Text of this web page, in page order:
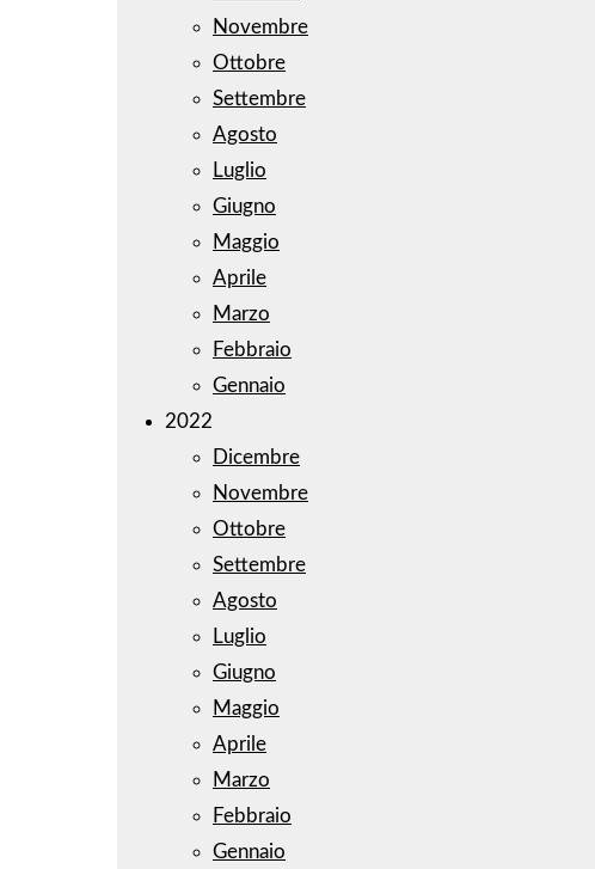
Novembre
Ottobre
Settembre
Agosto
Luglio
Giugno
Maggio
Aprile
Marzo
Febbraio
Gennaio
2022
Dicembre
Novembre
Ottobre
Settembre
Agosto
Luglio
Giugno
Maggio
Aprile
Marzo
Febbraio
Gennaio